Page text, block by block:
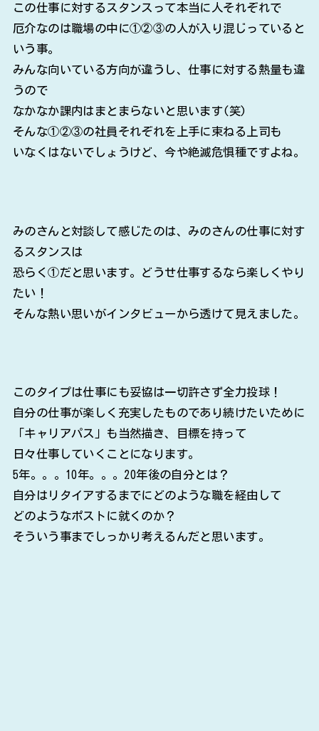
この仕事に対するスタンスって本当に人それぞれで
厄介なのは職場の中に①②③の人が入り混じっていると
いう事。
みんな向いている方向が違うし、仕事に対する熱量も違
うので
なかなか課内はまとまらないと思います(笑)
そんな①②③の社員それぞれを上手に束ねる上司も
いなくはないでしょうけど、今や絶滅危惧種ですよね。
みのさんと対談して感じたのは、みのさんの仕事に対す
るスタンスは
恐らく①だと思います。どうせ仕事するなら楽しくやり
たい！
そんな熱い思いがインタビューから透けて見えました。
このタイプは仕事にも妥協は一切許さず全力投球！
自分の仕事が楽しく充実したものであり続けたいために
「キャリアパス」も当然描き、目標を持って
日々仕事していくことになります。
5年。。。10年。。。20年後の自分とは？
自分はリタイアするまでにどのような職を経由して
どのようなポストに就くのか？
そういう事までしっかり考えるんだと思います。